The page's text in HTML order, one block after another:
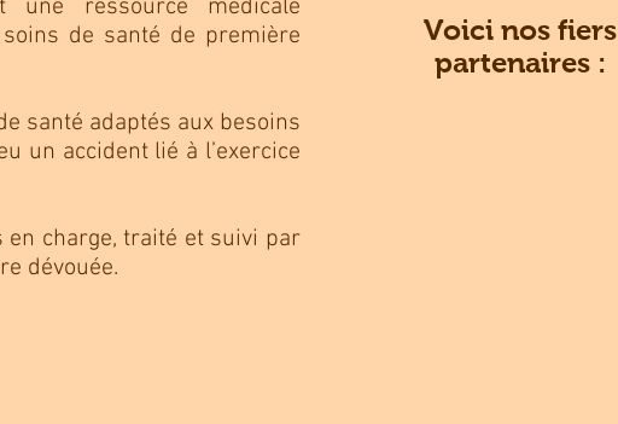
une ressource médicale
de santé de première
santé adaptés aux besoins
un accident lié à l’exercice
charge, traité et suivi par
dévouée.
Voici nos fiers
partenaires :